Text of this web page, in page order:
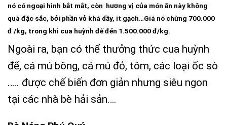
nó có ngoại hình bắt mắt, còn hương vị của món ăn này không
quá đặc sắc, bởi phần vỏ khá dầy, ít gạch…Giá nó chừng 700.000
đ /kg, trong khi cua huỳnh đế đến 1.500.000 đ/kg.
Ngoài ra, bạn có thể thưởng thức cua huỳnh
đế, cá mú bông, cá mú đỏ, tôm, các loại ốc sò
….. được chế biến đơn giản nhưng siêu ngon
tại các nhà bè hải sản….